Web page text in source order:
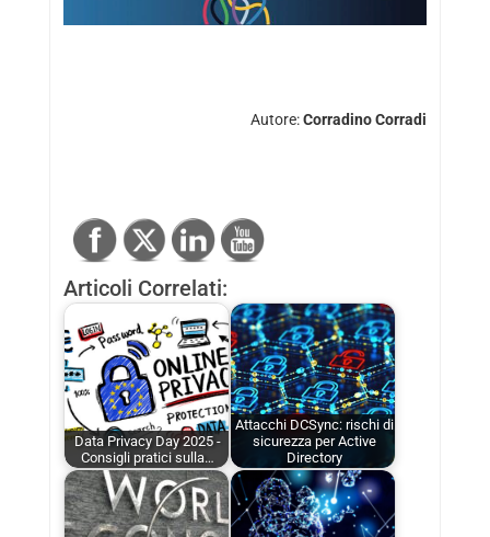
Autore:Corradino Corradi
Articoli Correlati:
Data Privacy Day 2025 -
Consigli pratici sulla…
Attacchi DCSync: rischi di
sicurezza per Active
Directory